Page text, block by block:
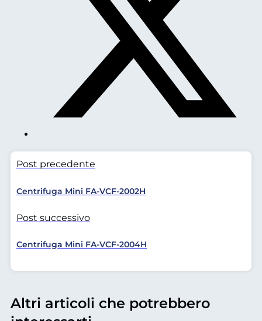
Post precedente
Centrifuga Mini FA-VCF-2002H
Post successivo
Centrifuga Mini FA-VCF-2004H
Altri articoli che potrebbero